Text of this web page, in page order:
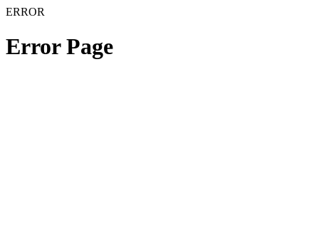
ERROR
Error Page